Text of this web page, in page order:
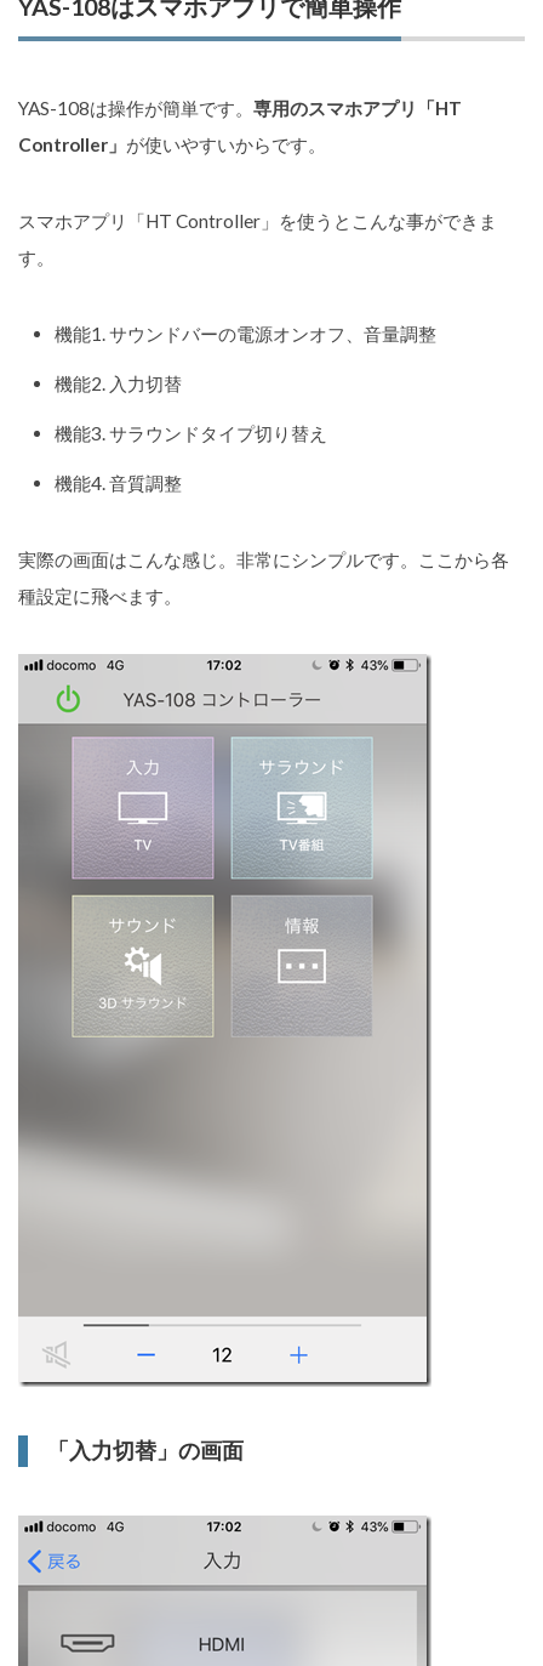
YAS-108はスマホアプリで簡単操作
YAS-108は操作が簡単です。 専用のスマホアプリ「HT
Controller」 が使いやすいからです。
スマホアプリ「HT Controller」を使うとこんな事ができま
す。
機能1. サウンドバーの電源オンオフ、音量調整
機能2. 入力切替
機能3. サラウンドタイプ切り替え
機能4. 音質調整
実際の画面はこんな感じ。非常にシンプルです。ここから各
種設定に飛べます。
「入力切替」の画面